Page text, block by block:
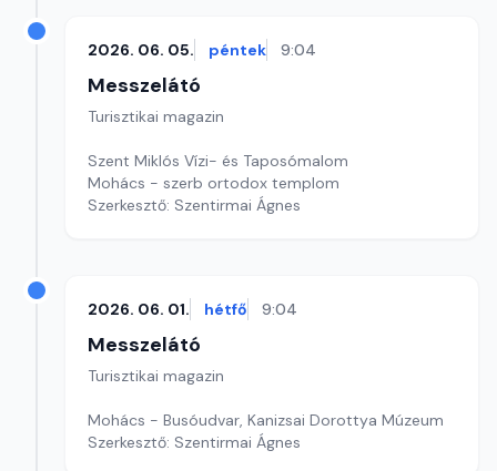
2026. 06. 05. péntek 9:04
Messzelátó
Turisztikai magazin
Szent Miklós Vízi- és Taposómalom
Mohács - szerb ortodox templom
Szerkesztő: Szentirmai Ágnes
2026. 06. 01. hétfő 9:04
Messzelátó
Turisztikai magazin
Mohács - Busóudvar, Kanizsai Dorottya Múzeum
Szerkesztő: Szentirmai Ágnes